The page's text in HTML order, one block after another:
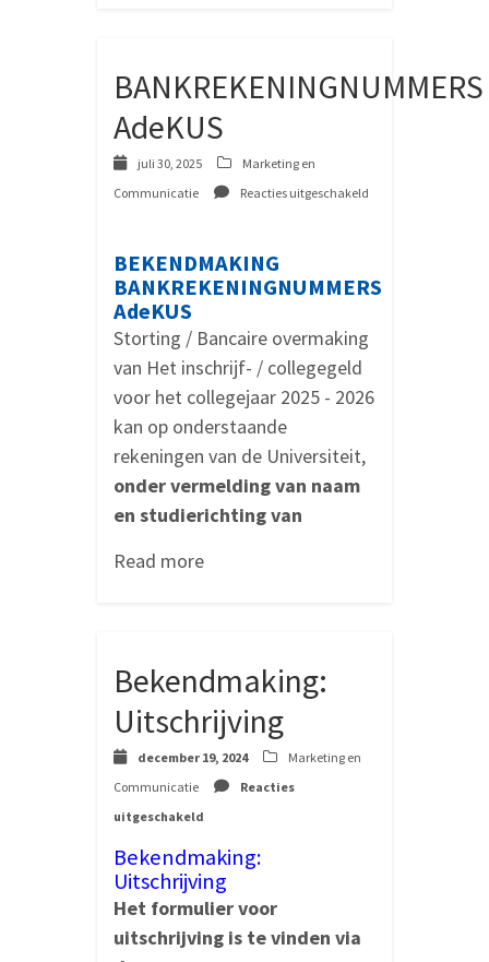
BANKREKENINGNUMMERS
AdeKUS
juli 30, 2025
Marketing en
Communicatie
Reacties uitgeschakeld
AdeKUS
BEKENDMAKING
BANKREKENINGNUMMERS
AdeKUS
Storting / Bancaire overmaking
van Het inschrijf- / collegegeld
voor het collegejaar 2025 - 2026
kan op onderstaande
rekeningen van de Universiteit,
onder vermelding van naam
en studierichting van
Read more
Bekendmaking:
Uitschrijving
december 19, 2024
Marketing en
Communicatie
Reacties
uitgeschakeld
Uitschrijving
Bekendmaking:
Uitschrijving
Het formulier voor
uitschrijving is te vinden via